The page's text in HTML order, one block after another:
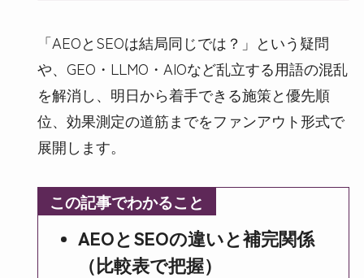
「AEOとSEOは結局同じでは？」という疑問
や、GEO・LLMO・AIOなど乱立する用語の混乱
を解消し、明日から着手できる施策と優先順
位、効果測定の道筋までをファンアウト形式で
展開します。
この記事でわかること
AEOとSEOの違いと補完関係
（比較表で把握）